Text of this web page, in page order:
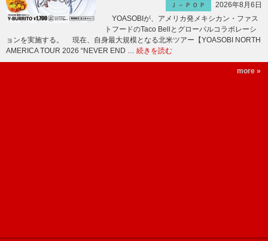
Ｊ－ＰＯＰ
2026年8月6日
YOASOBIが、アメリカ発メキシカン・ファス
トフードのTaco Bellとグローバルコラボレーシ
ョンを実施する。 現在、自身最大規模となる北米ツアー【YOASOBI NORTH
AMERICA TOUR 2026 “NEVER END … 続きを読む
more »